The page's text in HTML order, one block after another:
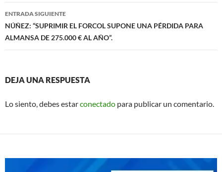
k
p
ENTRADA SIGUIENTE
NÚÑEZ: “SUPRIMIR EL FORCOL SUPONE UNA PÉRDIDA PARA
ALMANSA DE 275.000 € AL AÑO”.
DEJA UNA RESPUESTA
Lo siento, debes estarconectado para publicar un comentario.